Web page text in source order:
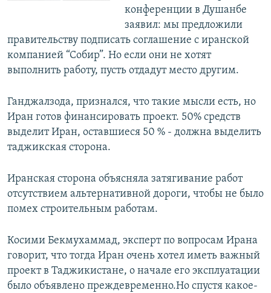
конференции в Душанбе
заявил: мы предложили
правительству подписать соглашение с иранской
компанией “Собир”. Но если они не хотят
выполнить работу, пусть отдадут место другим.
Ганджалзода, признался, что такие мысли есть, но
Иран готов финансировать проект. 50% средств
выделит Иран, оставшиеся 50 % - должна выделить
таджикская сторона.
Иранская сторона объясняла затягивание работ
отсутствием альтернативной дороги, чтобы не было
помех строительным работам.
​Косими Бекмухаммад, эксперт по вопросам Ирана
говорит, что тогда Иран очень хотел иметь важный
проект в Таджикистане, о начале его эксплуатации
было объявлено преждевременно.Но спустя какое-